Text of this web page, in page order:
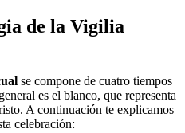
de la Vigilia
se compone de cuatro tiempos
es el blanco, que representa
A continuación te explicamos
celebración: